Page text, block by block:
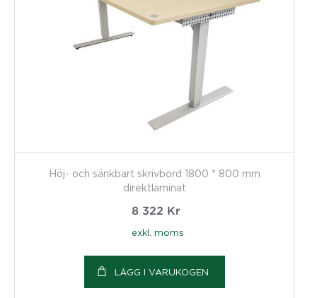
Höj- och sänkbart skrivbord 1800 * 800 mm
direktlaminat
8 322 Kr
exkl. moms
LÄGG I VARUKOGEN